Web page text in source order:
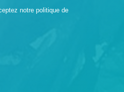
notre politique de